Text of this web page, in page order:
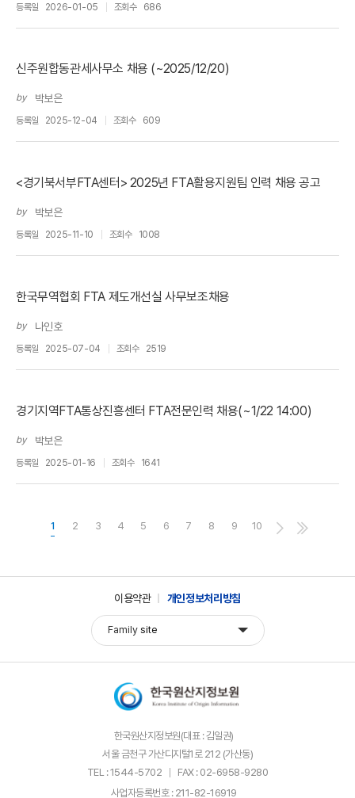
등록일 2026-01-05 조회수 686
신주원합동관세사무소 채용 (~2025/12/20)
by 박보은
등록일 2025-12-04 조회수 609
<경기북서부FTA센터> 2025년 FTA활용지원팀 인력 채용 공고
by 박보은
등록일 2025-11-10 조회수 1008
한국무역협회 FTA 제도개선실 사무보조채용
by 나인호
등록일 2025-07-04 조회수 2519
경기지역FTA통상진흥센터 FTA전문인력 채용(~1/22 14:00)
by 박보은
등록일 2025-01-16 조회수 1641
1 2 3 4 5 6 7 8 9 10
이용약관 개인정보처리방침
Family site
한국원산지정보원(대표 : 김일권)
서울 금천구 가산디지털1로 212 (가산동)
TEL : 1544-5702
FAX : 02-6958-9280
사업자등록번호 : 211-82-16919